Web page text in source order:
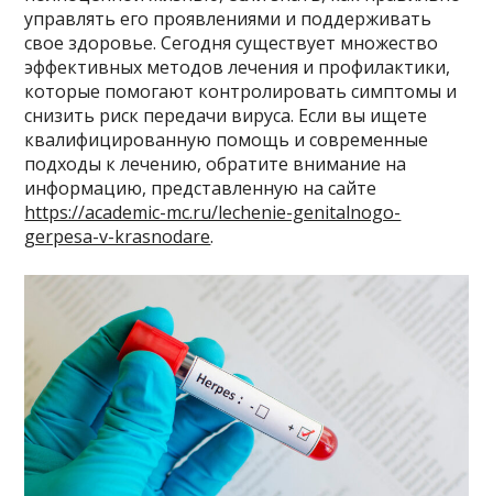
управлять его проявлениями и поддерживать
свое здоровье. Сегодня существует множество
эффективных методов лечения и профилактики,
которые помогают контролировать симптомы и
снизить риск передачи вируса. Если вы ищете
квалифицированную помощь и современные
подходы к лечению, обратите внимание на
информацию, представленную на сайте
https://academic-mc.ru/lechenie-genitalnogo-
gerpesa-v-krasnodare.